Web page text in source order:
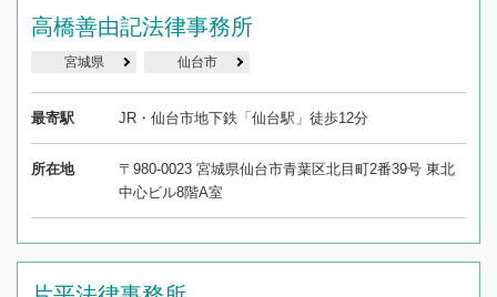
高橋善由記法律事務所
宮城県 仙台市
最寄駅 JR・仙台市地下鉄「仙台駅」徒歩12分
所在地
〒980-0023 宮城県仙台市青葉区北目町2番39号 東北
中心ビル8階A室